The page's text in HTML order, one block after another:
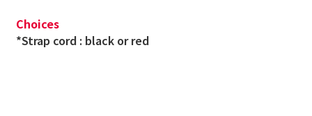
Choices
*Strap cord : black or red